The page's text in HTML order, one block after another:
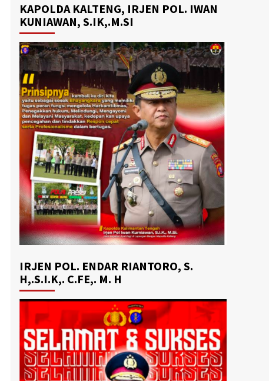
KAPOLDA KALTENG, IRJEN POL. IWAN
KUNIAWAN, S.IK,.M.SI
IRJEN POL. ENDAR RIANTORO, S.
H,.S.I.K,. C.FE,. M. H